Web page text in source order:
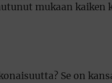
mukaan kaiken
Se on